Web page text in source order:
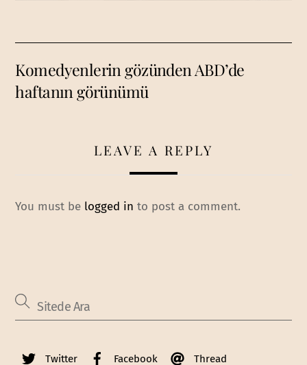
Komedyenlerin gözünden ABD’de
haftanın görünümü
LEAVE A REPLY
You must be logged in to post a comment.
Twitter Facebook Thread